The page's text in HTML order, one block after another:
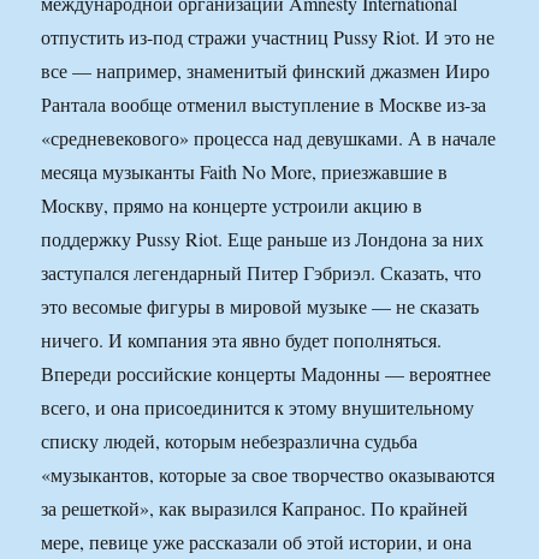
отпустить из-под стражи участниц Pussy Riot. И это не
все — например, знаменитый финский джазмен Ииро
Рантала вообще отменил выступление в Москве из-за
«средневекового» процесса над девушками. А в начале
месяца музыканты Faith No More, приезжавшие в
Москву, прямо на концерте устроили акцию в
поддержку Pussy Riot. Еще раньше из Лондона за них
заступался легендарный Питер Гэбриэл. Сказать, что
это весомые фигуры в мировой музыке — не сказать
ничего. И компания эта явно будет пополняться.
Впереди российские концерты Мадонны — вероятнее
всего, и она присоединится к этому внушительному
списку людей, которым небезразлична судьба
«музыкантов, которые за свое творчество оказываются
за решеткой», как выразился Капранос. По крайней
мере, певице уже рассказали об этой истории, и она